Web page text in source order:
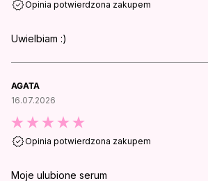
Opinia potwierdzona zakupem
Uwielbiam :)
AGATA
16.07.2026
Opinia potwierdzona zakupem
Moje ulubione serum